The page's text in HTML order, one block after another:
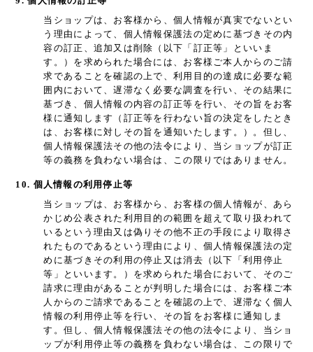
当ショップは、お客様から、個人情報が真実でないとい
う理由によって、個人情報保護法の定めに基づきその内
容の訂正、追加又は削除（以下「訂正等」といいま
す。）を求められた場合には、お客様ご本人からのご請
求であることを確認の上で、利用目的の達成に必要な範
囲内において、遅滞なく必要な調査を行い、その結果に
基づき、個人情報の内容の訂正等を行い、その旨をお客
様に通知します（訂正等を行わない旨の決定をしたとき
は、お客様に対しその旨を通知いたします。）。但し、
個人情報保護法その他の法令により、当ショップが訂正
等の義務を負わない場合は、この限りではありません。
10. 個人情報の利用停止等
当ショップは、お客様から、お客様の個人情報が、あら
かじめ公表された利用目的の範囲を超えて取り扱われて
いるという理由又は偽りその他不正の手段により取得さ
れたものであるという理由により、個人情報保護法の定
めに基づきその利用の停止又は消去（以下「利用停止
等」といいます。）を求められた場合において、そのご
請求に理由があることが判明した場合には、お客様ご本
人からのご請求であることを確認の上で、遅滞なく個人
情報の利用停止等を行い、その旨をお客様に通知しま
す。但し、個人情報保護法その他の法令により、当ショ
ップが利用停止等の義務を負わない場合は、この限りで